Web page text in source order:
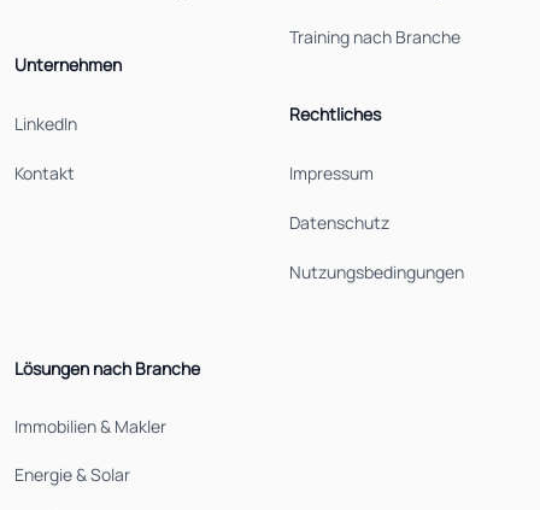
Unternehmen
LinkedIn
Kontakt
Training nach Branche
Rechtliches
Impressum
Datenschutz
Nutzungsbedingungen
Lösungen nach Branche
Immobilien & Makler
Energie & Solar